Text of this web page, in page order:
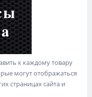
к каждому товару
могут отображаться
страницах сайта и